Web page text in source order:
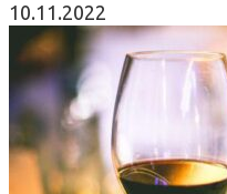
10.11.2022